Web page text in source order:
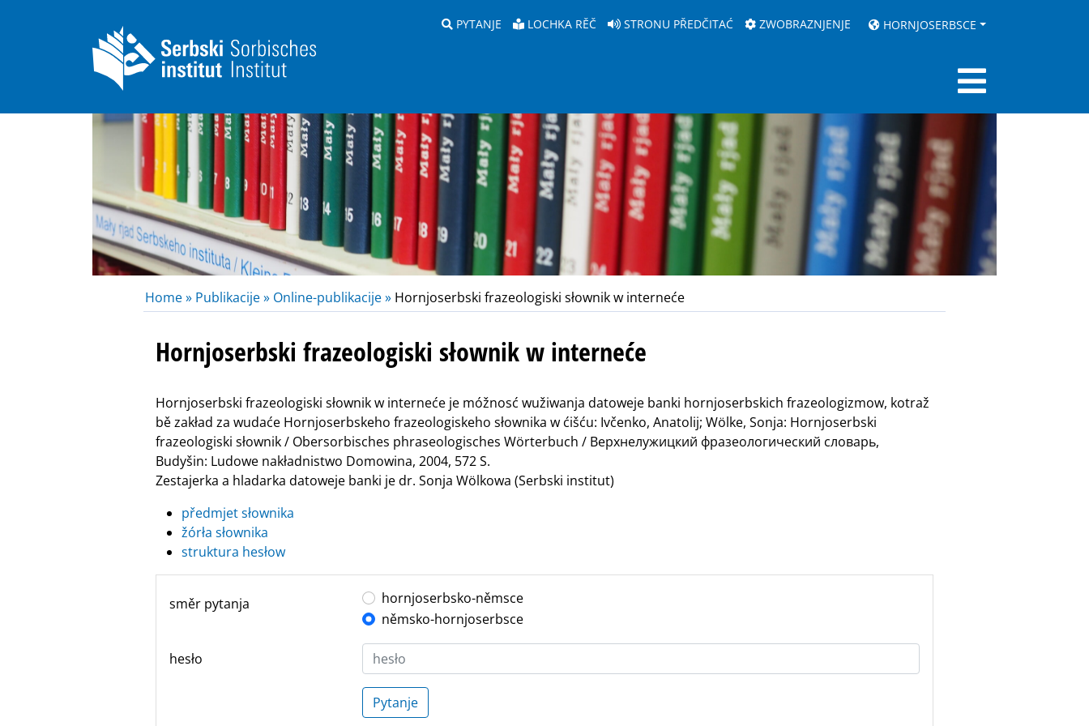
PYTANJE LOCHKA RĚČ STRONU PŘEDČITAĆ ZWOBRAZNJENJE HORNJOSERBSCE
Home » Publikacije » Online-publikacije » Hornjoserbski frazeologiski słownik w interneće
Hornjoserbski frazeologiski słownik w interneće
Hornjoserbski frazeologiski słownik w interneće je móžnosć wužiwanja datoweje banki hornjoserbskich frazeologizmow, kotraž
bě zakład za wudaće Hornjoserbskeho frazeologiskeho słownika w ćišću: Ivčenko, Anatolij; Wölke, Sonja: Hornjoserbski
frazeologiski słownik / Obersorbisches phraseologisches Wörterbuch / Верхнелужицкий фразеологический словарь,
Budyšin: Ludowe nakładnistwo Domowina, 2004, 572 S.
Zestajerka a hladarka datoweje banki je dr. Sonja Wölkowa (Serbski institut)
předmjet słownika
žórła słownika
struktura hesłow
směr pytanja
hornjoserbsko-němsce
němsko-hornjoserbsce
hesło
Pytanje